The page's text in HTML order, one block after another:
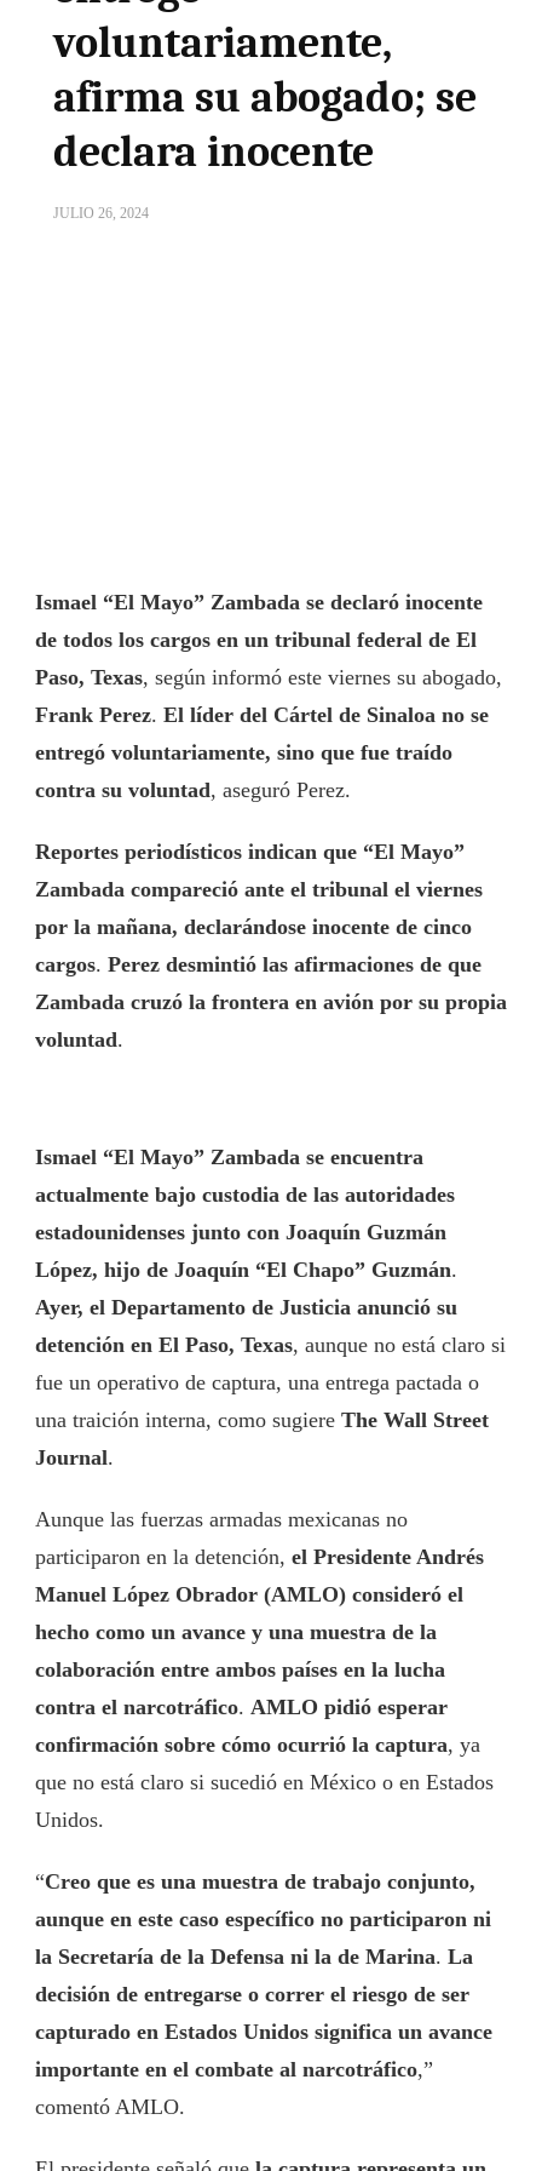
voluntariamente,
afirma su abogado; se
declara inocente
JULIO 26, 2024
Ismael “El Mayo” Zambada se declaró inocente
de todos los cargos en un tribunal federal de El
Paso, Texas, según informó este viernes su abogado,
Frank Perez. El líder del Cártel de Sinaloa no se
entregó voluntariamente, sino que fue traído
contra su voluntad, aseguró Perez.
Reportes periodísticos indican que “El Mayo”
Zambada compareció ante el tribunal el viernes
por la mañana, declarándose inocente de cinco
cargos. Perez desmintió las afirmaciones de que
Zambada cruzó la frontera en avión por su propia
voluntad.
Ismael “El Mayo” Zambada se encuentra
actualmente bajo custodia de las autoridades
estadounidenses junto con Joaquín Guzmán
López, hijo de Joaquín “El Chapo” Guzmán.
Ayer, el Departamento de Justicia anunció su
detención en El Paso, Texas, aunque no está claro si
fue un operativo de captura, una entrega pactada o
una traición interna, como sugiere The Wall Street
Journal.
Aunque las fuerzas armadas mexicanas no
participaron en la detención, el Presidente Andrés
Manuel López Obrador (AMLO) consideró el
hecho como un avance y una muestra de la
colaboración entre ambos países en la lucha
contra el narcotráfico. AMLO pidió esperar
confirmación sobre cómo ocurrió la captura, ya
que no está claro si sucedió en México o en Estados
Unidos.
“Creo que es una muestra de trabajo conjunto,
aunque en este caso específico no participaron ni
la Secretaría de la Defensa ni la de Marina. La
decisión de entregarse o correr el riesgo de ser
capturado en Estados Unidos significa un avance
importante en el combate al narcotráfico,”
comentó AMLO.